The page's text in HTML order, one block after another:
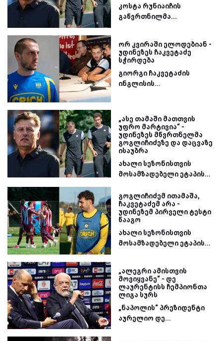
კოსტა რუნიაიჩის
გაწვრთნილმა...
ორ კვირაში ელოდებიან -
უდინეზეს ჩაკვეტაძე
სჭირდება
გიორგი ჩაკვეტაძის
ინგლისის...
„ასე თამაში მათთვის
უფრო მარტივია“ -
უდინეზეს მწვრთნელმა
გოგლიჩიძეზე და დაცვაზე
ისაუბრა
ახალი სეზონისთვის
მოსამზადებელი ეტაპის...
გოგლიჩიძემ ითამაშა,
ჩაკვეტაძემ არა -
უდინეზემ პირველი ტესტი
წააგო
ახალი სეზონისთვის
მოსამზადებელი ეტაპის...
„ალეგრი ამისთვის
მოვიყვანე“ - დე
ლაურენტისს ჩემპიონთა
ლიგა სურს
„ნაპოლის“ პრეზიდენტი
აურელიო დე...